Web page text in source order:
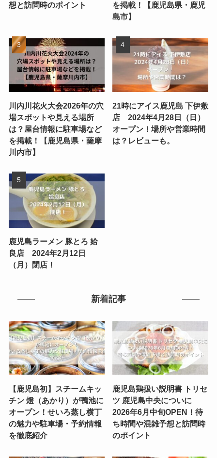
想と訪問時のポイント
を掲載！【鹿児島県・鹿児
島市】
川内川花火大会2026年の穴
場スポットや見える場所
は？屋台情報に駐車場など
を掲載！【鹿児島県・薩摩
川内市】
21時にアイス鹿児島 下伊敷
店 2024年4月28日（日）
オープン！場所や営業時間
は？レビューも。
鹿児島ラーメン 豚とろ 姶
良店 2024年2月12日
（月）閉店！
新着記事
【鹿児島初】スチームキッ
チン 燈（あかり）が鴨池に
オープン！せいろ蒸し横丁
の魅力や駐車場・予約情報
を徹底紹介
鹿児島鶏扱い説明書 トリセ
ツ 鹿児島中央についに
2026年6月中旬OPEN！待
ち時間や混雑予想と訪問時
のポイント